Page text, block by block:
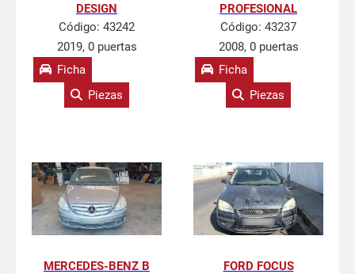
DESIGN
Código: 43242
2019, 0 puertas
Ficha
Piezas
PROFESIONAL
Código: 43237
2008, 0 puertas
Ficha
Piezas
MERCEDES-BENZ B
FORD FOCUS